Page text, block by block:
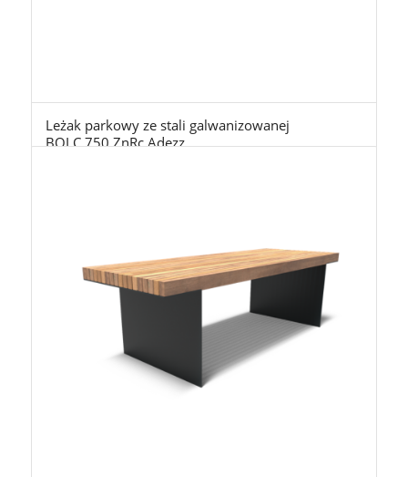
Leżak parkowy ze stali galwanizowanej
BOLC.750.ZnRc Adezz